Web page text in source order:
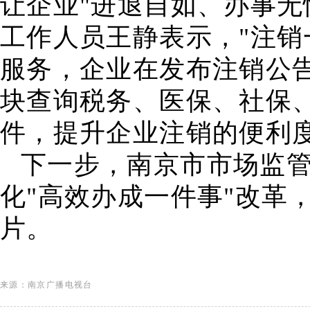
工作人员王静表示，"注
服务，企业在发布注销公
块查询税务、医保、社保
件，提升企业注销的便利
下一步，南京市市场监
化"高效办成一件事"改革
片。
来源：南京广播电视台